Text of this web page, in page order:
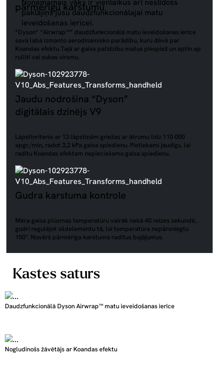
Noņemamais vāks ir vienlaikus arī neslīdošs
paklājiņš jūsu daudzfunkcionālajai matu
ieveidošanas ierīcei.
pārmērīgu karstumu
“Dyson” “Airwrap™” daudzfunkcionālā matu ieveidošanas ierīce
savā labā izmanto aerodinamisko parādību, kuru dēvē par
Koandas efektu.Tajā ar gaisa palīdzību matus piespiež un aptin ap
rullīti vai sukas virsmu.
Jaudu nodrošina “Dyson”
digitālais dzinējs V9
Lāpstiņritenis ar 13 lāpstiņām griežas ar ātrumu līdz 110 000
apgr./min, radot 3,2 kPa gaisa spiedienu. Pietiekami jaudīgs, lai
radītu Koandas efektam nepieciešamo gaisa spiedienu.
Gudra karstuma kontrole
Mēra gaisa plūsmas temperatūru vairāk nekā 40 reizes sekundē,
gudri regulējot sildelementu tā, lai temperatūra nepārsniegtu
150°. Novērš pārmērīga karstuma radītus bojājumus.
Kastes saturs
Daudzfunkcionālā Dyson Airwrap™ matu ieveidošanas ierīce
Nogludinošs žāvētājs ar Koandas efektu